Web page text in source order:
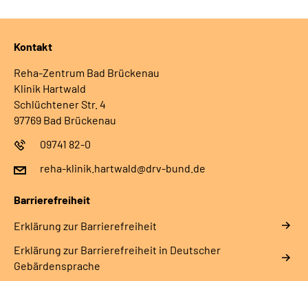
Kontakt
Reha-Zentrum Bad Brückenau
Klinik Hartwald
Schlüchtener Str. 4
97769 Bad Brückenau
09741 82-0
reha-klinik.hartwald@drv-bund.de
Barrierefreiheit
Erklärung zur Barrierefreiheit
Erklärung zur Barrierefreiheit in Deutscher
Gebärdensprache